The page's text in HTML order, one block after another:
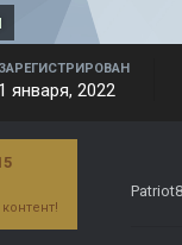
ЗАРЕГИСТРИРОВАН
1 января, 2022